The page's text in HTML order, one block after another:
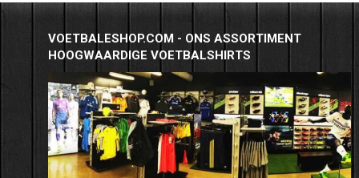
VOETBALESHOP.COM - ONS ASSORTIMENT
HOOGWAARDIGE VOETBALSHIRTS